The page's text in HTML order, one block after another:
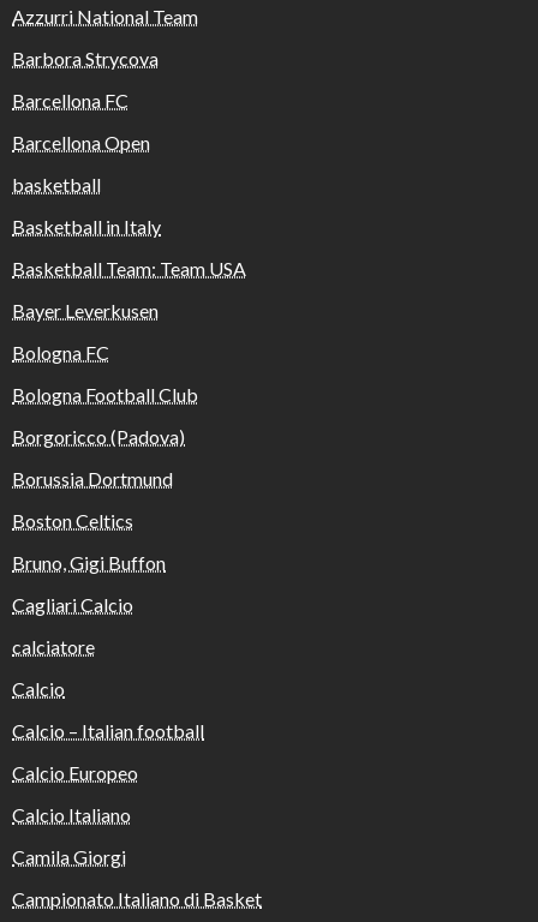
Azzurri National Team
Barbora Strycova
Barcellona FC
Barcellona Open
basketball
Basketball in Italy
Basketball Team: Team USA
Bayer Leverkusen
Bologna FC
Bologna Football Club
Borgoricco (Padova)
Borussia Dortmund
Boston Celtics
Bruno, Gigi Buffon
Cagliari Calcio
calciatore
Calcio
Calcio – Italian football
Calcio Europeo
Calcio Italiano
Camila Giorgi
Campionato Italiano di Basket